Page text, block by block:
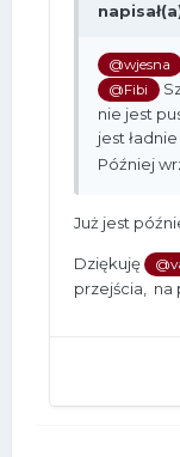
@wjesna
@Fibi
nie jest
jest
Później
Już jest
Dziękuję
przejścia, na